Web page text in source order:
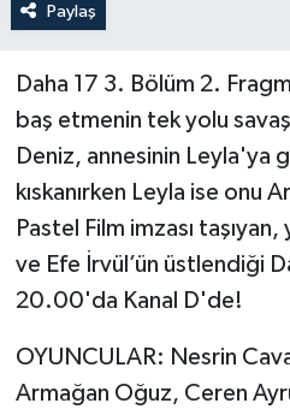
Paylaş
Daha 17 3. Bölüm 2.
baş etmenin tek yolu
Deniz, annesinin Leyla'ya
kıskanırken Leyla ise onu
Pastel Film imzası taşıyan,
ve Efe İrvül’ün üstlendiği
20.00'da Kanal D'de!
OYUNCULAR: Nesrin
Armağan Oğuz, Ceren